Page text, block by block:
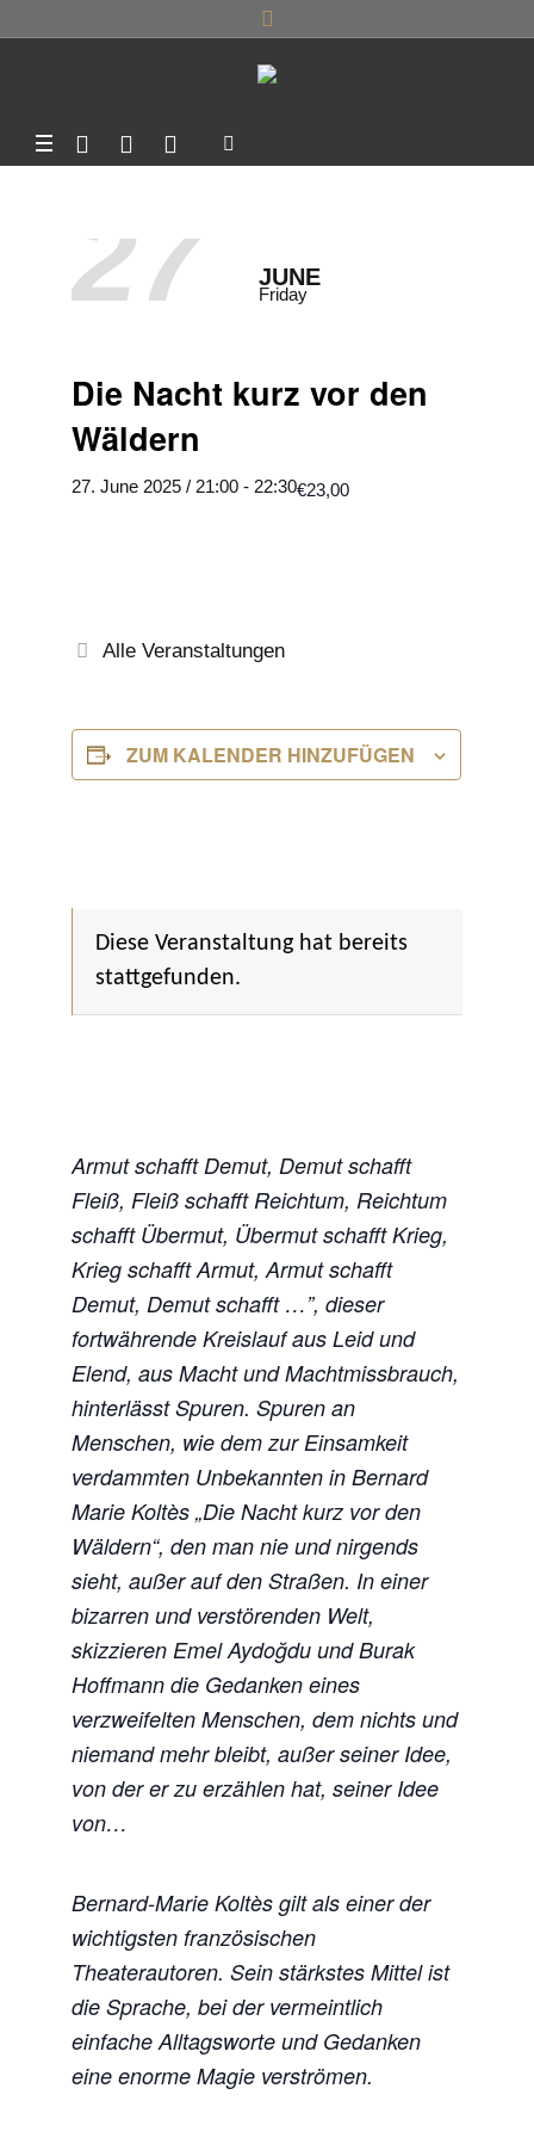
27 JUNE
Friday
Die Nacht kurz vor den
Wäldern
27. June 2025 / 21:00 - 22:30€23,00
Alle Veranstaltungen
ZUM KALENDER HINZUFÜGEN
Diese Veranstaltung hat bereits
stattgefunden.
Armut schafft Demut, Demut schafft
Fleiß, Fleiß schafft Reichtum, Reichtum
schafft Übermut, Übermut schafft Krieg,
Krieg schafft Armut, Armut schafft
Demut, Demut schafft …”, dieser
fortwährende Kreislauf aus Leid und
Elend, aus Macht und Machtmissbrauch,
hinterlässt Spuren. Spuren an
Menschen, wie dem zur Einsamkeit
verdammten Unbekannten in Bernard
Marie Koltès „Die Nacht kurz vor den
Wäldern“, den man nie und nirgends
sieht, außer auf den Straßen. In einer
bizarren und verstörenden Welt,
skizzieren Emel Aydoğdu und Burak
Hoffmann die Gedanken eines
verzweifelten Menschen, dem nichts und
niemand mehr bleibt, außer seiner Idee,
von der er zu erzählen hat, seiner Idee
von…
Bernard-Marie Koltès gilt als einer der
wichtigsten französischen
Theaterautoren. Sein stärkstes Mittel ist
die Sprache, bei der vermeintlich
einfache Alltagsworte und Gedanken
eine enorme Magie verströmen.